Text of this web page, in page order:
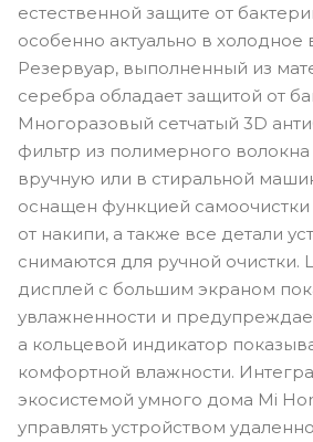
естественной защите от
особенно актуально в холодное
Резервуар, выполненный из
серебра обладает защитой от
Многоразовый сетчатый 3D
фильтр из полимерного волокна
вручную или в стиральной
оснащен функцией
от накипи, а также все детали
снимаются для ручной очистки.
дисплей с большим экраном
увлажненности и
а кольцевой индикатор
комфортной влажности.
экосистемой умного дома Mi
управлять устройством